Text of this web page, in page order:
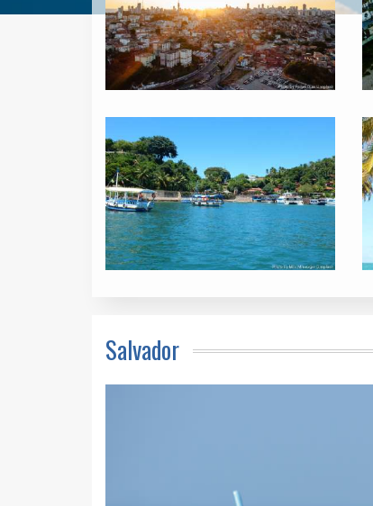
Salvador